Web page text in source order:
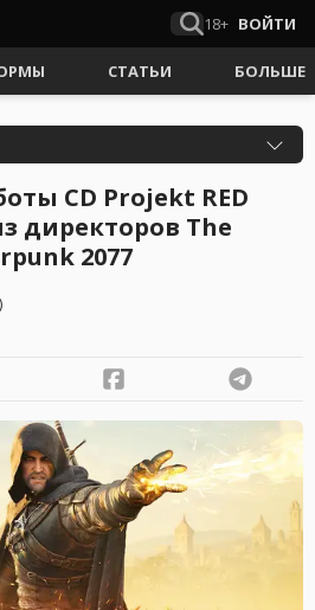
18+ ВОЙТИ
СТАТЬИ БОЛЬШЕ
CD Projekt RED
директоров The
2077
)